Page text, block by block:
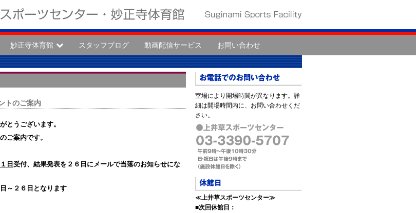
妙正寺体育館 スタッフブログ 動画配信サービス お問い合わせ
トのご案内
とうございます。
ご案内です。
日受付、結果発表を２６日にメールで当落のお知らせにな
～２６日となります
室場により開場時間が異なります。詳
細は開場時間内に、お問い合わせくだ
さい。
≪上井草スポーツセンター≫
■次回休館日：